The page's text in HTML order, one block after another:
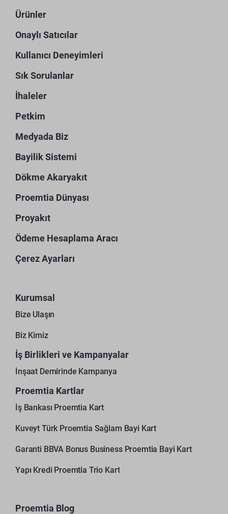
Ürünler
Onaylı Satıcılar
Kullanıcı Deneyimleri
Sık Sorulanlar
İhaleler
Petkim
Medyada Biz
Bayilik Sistemi
Dökme Akaryakıt
Proemtia Dünyası
Proyakıt
Ödeme Hesaplama Aracı
Çerez Ayarları
Kurumsal
Bize Ulaşın
Biz Kimiz
İş Birlikleri ve Kampanyalar
İnşaat Demirinde Kampanya
Proemtia Kartlar
İş Bankası Proemtia Kart
Kuveyt Türk Proemtia Sağlam Bayi Kart
Garanti BBVA Bonus Business Proemtia Bayi Kart
Yapı Kredi Proemtia Trio Kart
Proemtia Blog